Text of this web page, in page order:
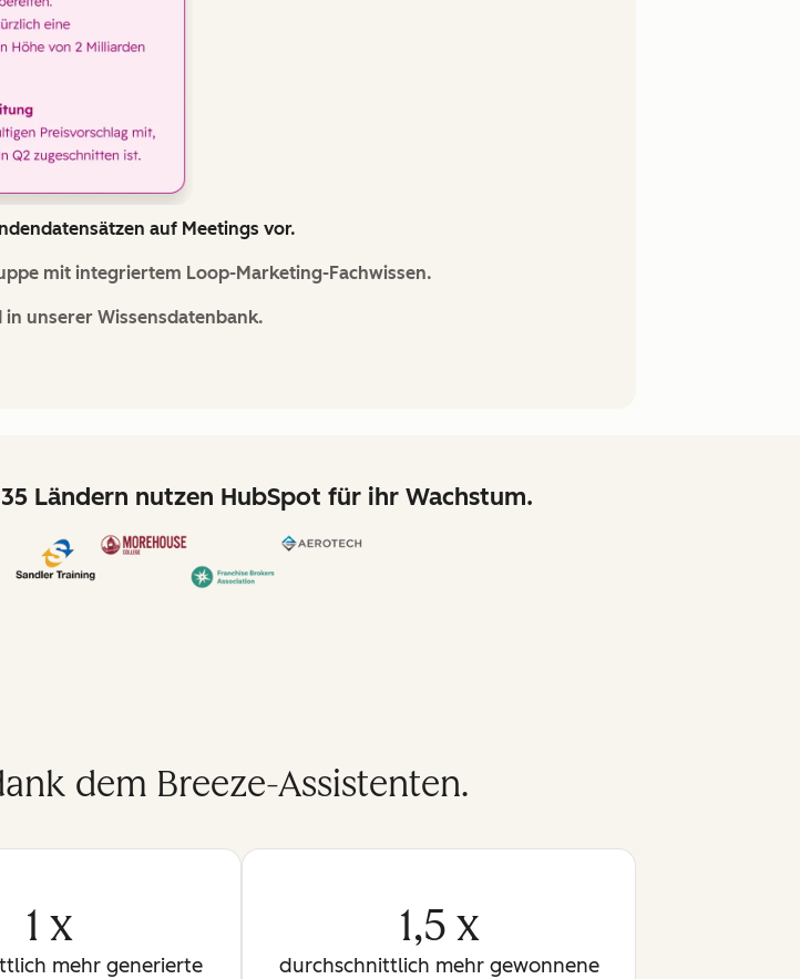
auf Meetings vor.
mit integriertem Loop-Marketing-Fachwissen.
unserer Wissensdatenbank.
Ländern nutzen HubSpot für ihr Wachstum.
dem Breeze-Assistenten.
1 x
mehr generierte
1,5 x
durchschnittlich mehr gewonnene